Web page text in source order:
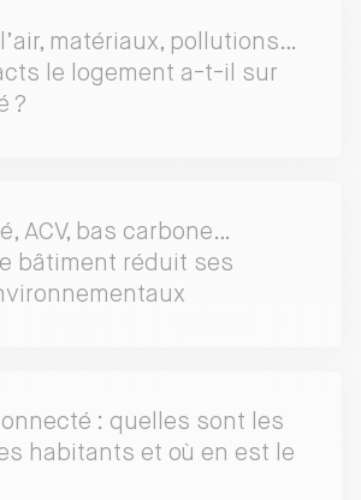
matériaux, pollutions…
le logement a-t-il sur
?
ACV, bas carbone…
bâtiment réduit ses
: quelles sont les
habitants et où en est le